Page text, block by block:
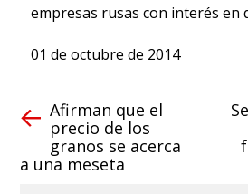
empresas rusas con interés en
01 de octubre de 2014
Afirman que el
precio de los
granos se acerca
a una meseta